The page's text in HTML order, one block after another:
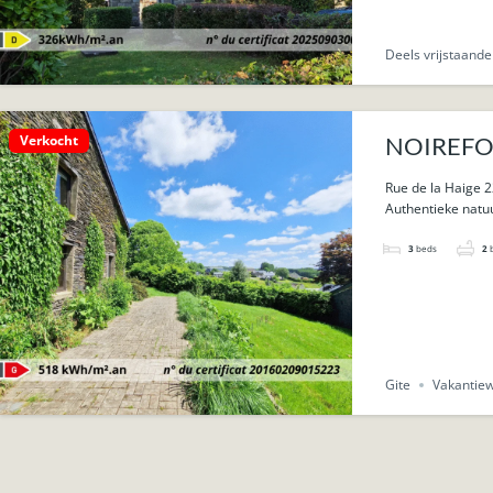
Deels
Verkocht
Rue de la Haige
Authentieke
3 beds 2
Gite